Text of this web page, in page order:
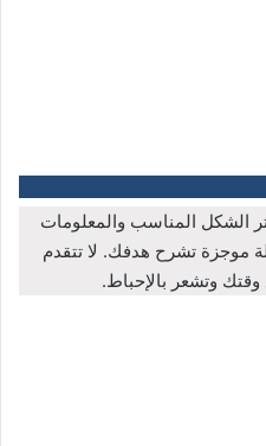
الشكل المناسب والمعلومات
موجزة تشرح هدفك. لا تتقدم
وتشعر بالإحباط.